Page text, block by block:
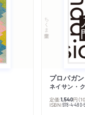
ちくま学芸文庫
プロパガ
ネイサン・
定価:1,540円 （
ISBN:978-4-480-